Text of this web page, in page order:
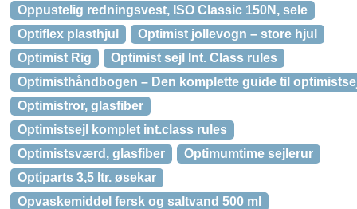
Oppustelig redningsvest, ISO Classic 150N, sele
Optiflex plasthjul
Optimist jollevogn – store hjul
Optimist Rig
Optimist sejl Int. Class rules
Optimisthåndbogen – Den komplette guide til
Optimistror, glasfiber
Optimistsejl komplet int.class rules
Optimistsværd, glasfiber
Optimumtime sejlerur
Optiparts 3,5 ltr. øsekar
Opvaskemiddel fersk og saltvand 500 ml